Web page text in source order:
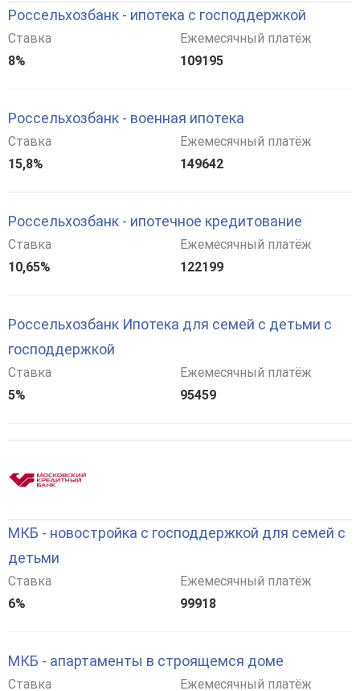
Россельхозбанк - ипотека с господдержкой
Ставка
8%
Ежемесячный платёж
109195
Россельхозбанк - военная ипотека
Ставка
15,8%
Ежемесячный платёж
149642
Россельхозбанк - ипотечное кредитование
Ставка
10,65%
Ежемесячный платёж
122199
Россельхозбанк Ипотека для семей с детьми с
господдержкой
Ставка
5%
Ежемесячный платёж
95459
МКБ - новостройка с господдержкой для семей с
детьми
Ставка
6%
Ежемесячный платёж
99918
МКБ - апартаменты в строящемся доме
Ставка
Ежемесячный платёж